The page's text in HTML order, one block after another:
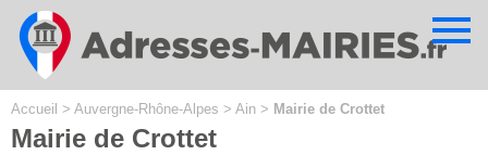
Accueil > Auvergne-Rhône-Alpes > Ain > Mairie de Crottet
Mairie de Crottet
Cookies management panel